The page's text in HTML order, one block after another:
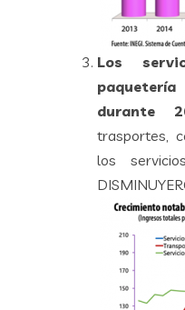
Los
durante
trasportes,
los